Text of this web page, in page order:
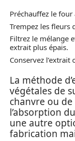
Préchauffez le
Trempez les fleurs
Filtrez le mélange
extrait plus épais.
Conservez
La méthode
végétales de
chanvre ou
l’absorption
une autre
fabrication